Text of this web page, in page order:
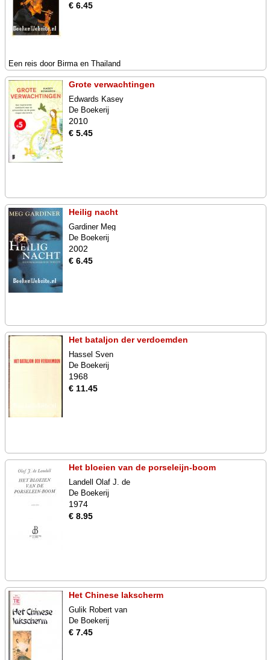
€ 6.45
Een reis door Birma en Thailand
Grote verwachtingen
Edwards Kasey
De Boekerij
2010
€ 5.45
Heilig nacht
Gardiner Meg
De Boekerij
2002
€ 6.45
Het bataljon der verdoemden
Hassel Sven
De Boekerij
1968
€ 11.45
Het bloeien van de porseleijn-boom
Landell Olaf J. de
De Boekerij
1974
€ 8.95
Het Chinese lakscherm
Gulik Robert van
De Boekerij
€ 7.45